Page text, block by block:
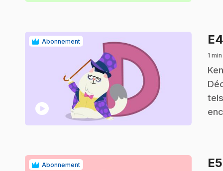
Abonnement
play_circle
E4
1
.
Abonnement E5